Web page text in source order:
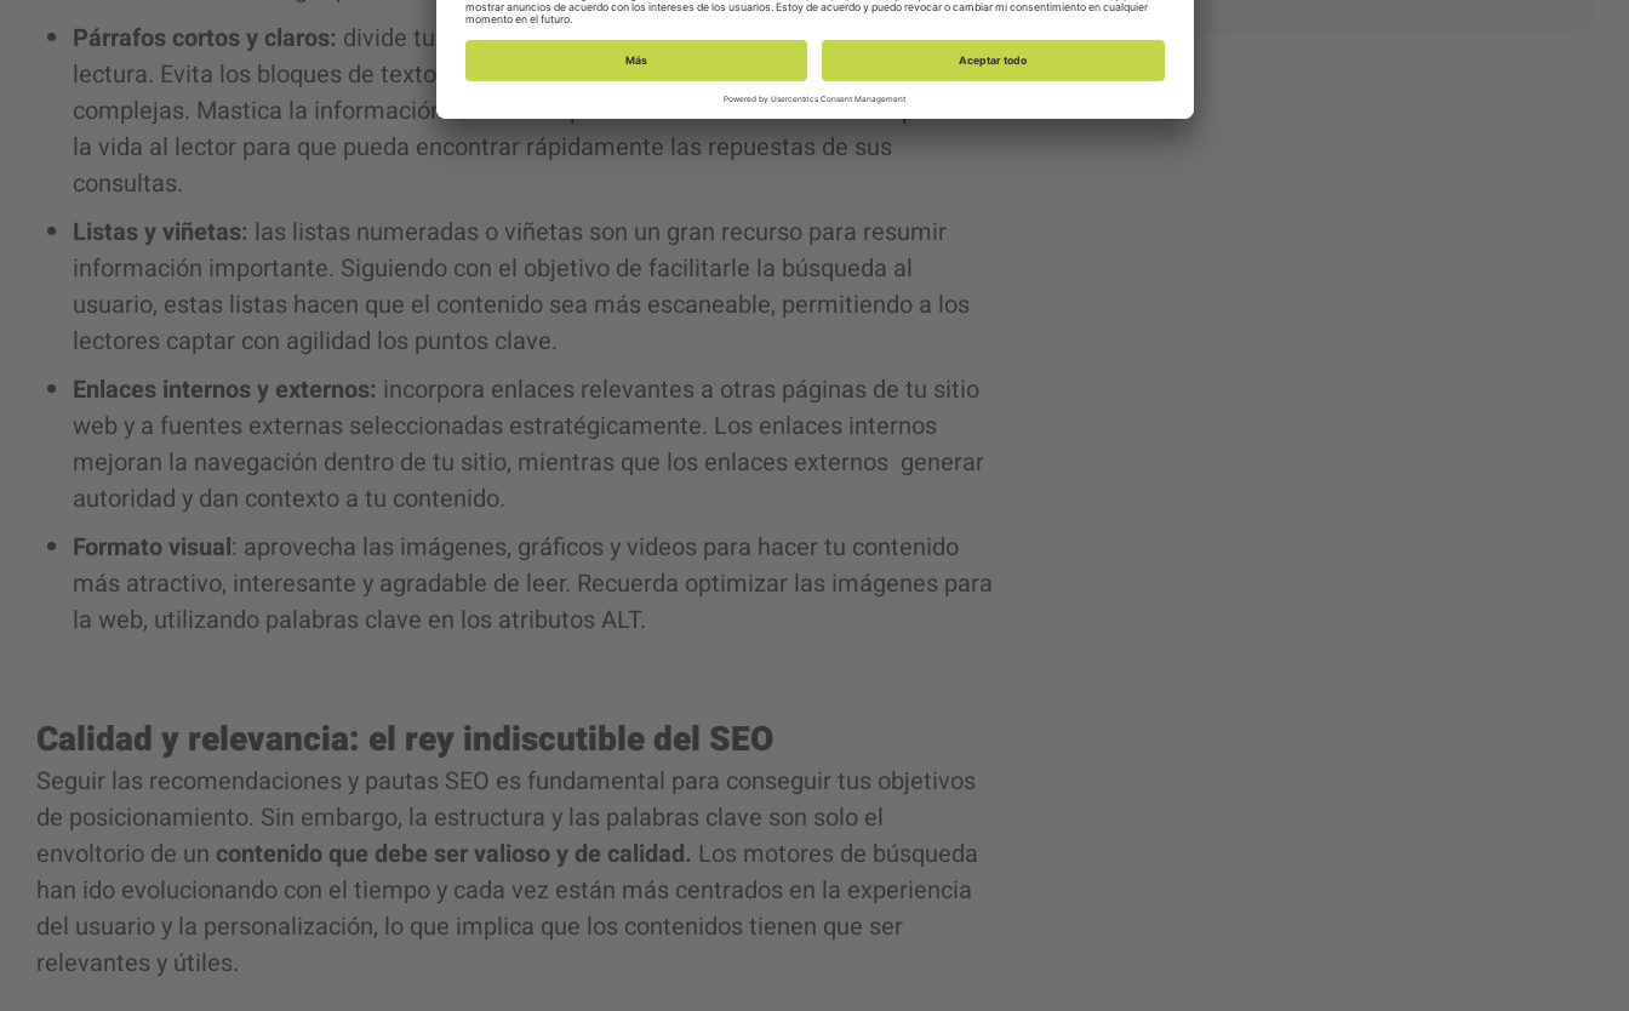
Párrafos cortos y claros: divide tu contenido en párrafos breves para facilitar la
lectura. Evita los bloques de texto extensos y las construcciones gramaticales
complejas. Mastica la información lo máximo posible con la intención de simplificarle
la vida al lector para que pueda encontrar rápidamente las repuestas de sus
consultas.
Listas y viñetas: las listas numeradas o viñetas son un gran recurso para resumir
información importante. Siguiendo con el objetivo de facilitarle la búsqueda al
usuario, estas listas hacen que el contenido sea más escaneable, permitiendo a los
lectores captar con agilidad los puntos clave.
Enlaces internos y externos: incorpora enlaces relevantes a otras páginas de tu sitio
web y a fuentes externas seleccionadas estratégicamente. Los enlaces internos
mejoran la navegación dentro de tu sitio, mientras que los enlaces externos generar
autoridad y dan contexto a tu contenido.
Formato visual: aprovecha las imágenes, gráficos y videos para hacer tu contenido
más atractivo, interesante y agradable de leer. Recuerda optimizar las imágenes para
la web, utilizando palabras clave en los atributos ALT.
Calidad y relevancia: el rey indiscutible del SEO
Seguir las recomendaciones y pautas SEO es fundamental para conseguir tus objetivos
de posicionamiento. Sin embargo, la estructura y las palabras clave son solo el
envoltorio de un contenido que debe ser valioso y de calidad. Los motores de búsqueda
han ido evolucionando con el tiempo y cada vez están más centrados en la experiencia
del usuario y la personalización, lo que implica que los contenidos tienen que ser
relevantes y útiles.